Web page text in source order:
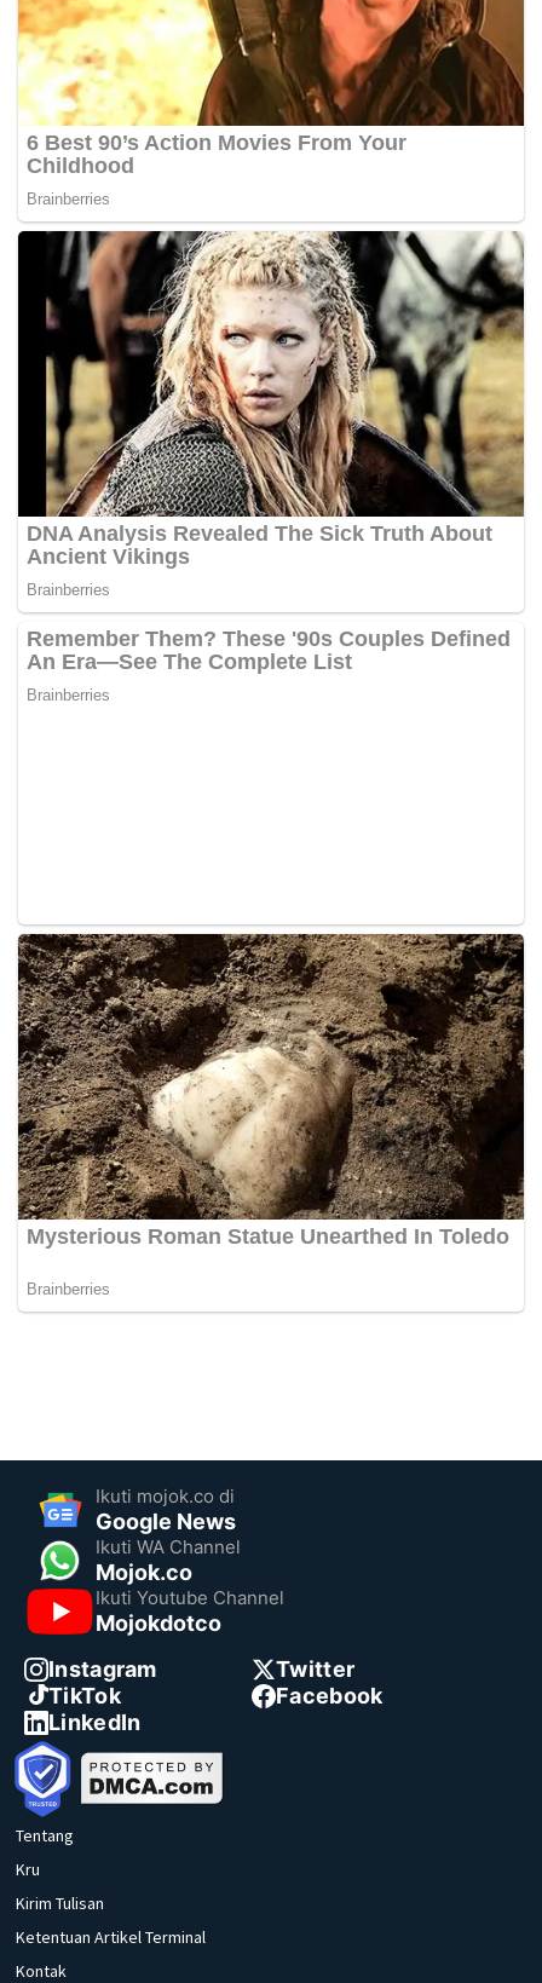
Ikuti mojok.co di
Google News
Ikuti WA Channel
Mojok.co
Ikuti Youtube Channel
Mojokdotco
Instagram
Twitter
TikTok
Facebook
LinkedIn
Tentang
Kru
Kirim Tulisan
Ketentuan Artikel Terminal
Kontak